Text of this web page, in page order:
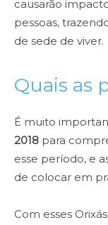
causarão
pessoas,
de sede de viver.
Quais as
É muito
2018 para
esse período, e
de colocar em
Com esses